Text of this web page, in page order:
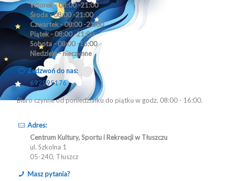
Wtorek - 08:00 -21:00
Środa - 08:00 -21:00
Czwartek - 08:00 -21:00
Piątek - 08:00 -21:00
Sobota - 08:00 -16:00
Niedziela - nieczynne
Zadzwoń do nas:
692895176
Biuro czynne od poniedziałku do piątku w godz. 08:00 - 16:00.
Adres:
Centrum Kultury, Sportu i Rekreacji w Tłuszczu
ul. Szkolna 1
05-240, Tłuszcz
Masz pytania?